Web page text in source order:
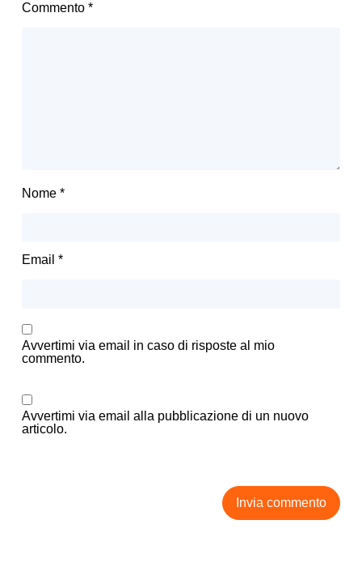
Commento *
Nome *
Email *
Avvertimi via email in caso di risposte al mio
commento.
Avvertimi via email alla pubblicazione di un nuovo
articolo.